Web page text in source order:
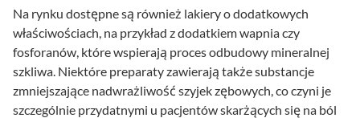
Na rynku dostępne są również lakiery o dodatkowych
właściwościach, na przykład z dodatkiem wapnia czy
fosforanów, które wspierają proces odbudowy mineralnej
szkliwa. Niektóre preparaty zawierają także substancje
zmniejszające nadwrażliwość szyjek zębowych, co czyni je
szczególnie przydatnymi u pacjentów skarżących się na ból